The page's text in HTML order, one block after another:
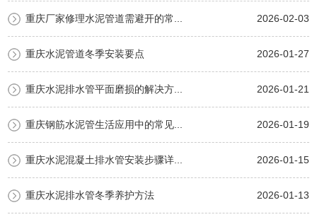
重庆厂家修理水泥管道需避开的常... 2026-02-03
重庆水泥管道冬季安装要点 2026-01-27
重庆水泥排水管平面磨损的解决方... 2026-01-21
重庆钢筋水泥管生活应用中的常见... 2026-01-19
重庆水泥混凝土排水管安装步骤详... 2026-01-15
重庆水泥排水管冬季养护方法 2026-01-13